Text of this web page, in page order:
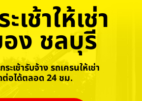
เช้าให้เช่า
อง ชลบุรี
ะเช้ารับจ้าง รถเครนให้เช่า
อได้ตลอด 24 ชม.